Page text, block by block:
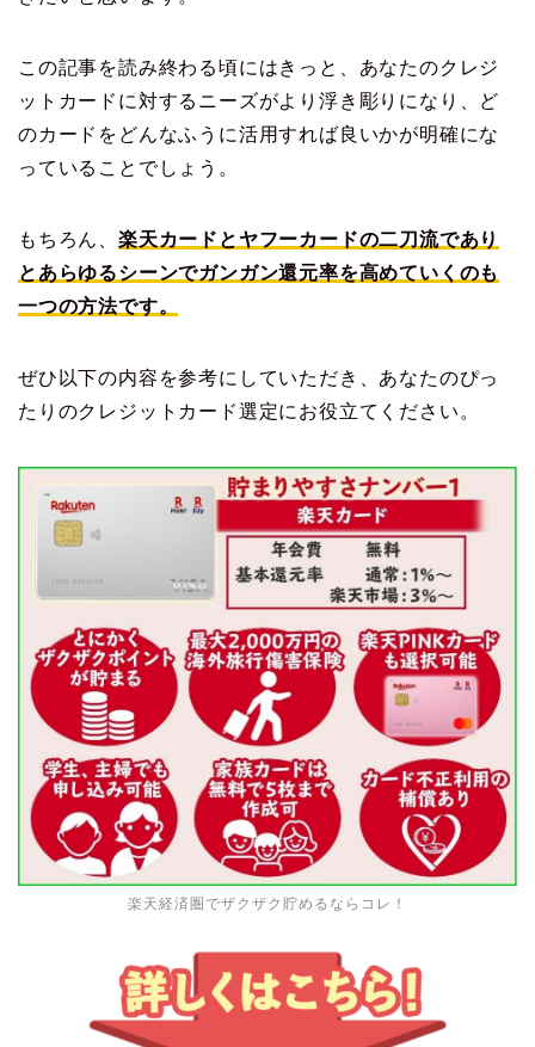
この記事を読み終わる頃にはきっと、あなたのクレジ
ットカードに対するニーズがより浮き彫りになり、ど
のカードをどんなふうに活用すれば良いかが明確にな
っていることでしょう。
もちろん、 楽天カードとヤフーカードの二刀流であり
とあらゆるシーンでガンガン還元率を高めていくのも
一つの方法です。
ぜひ以下の内容を参考にしていただき、あなたのぴっ
たりのクレジットカード選定にお役立てください。
楽天経済圏でザクザク貯めるならコレ！